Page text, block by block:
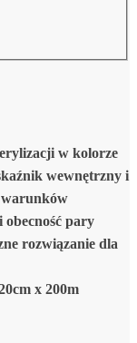
w kolorze
wewnętrzny i
warunków
obecność pary
rozwiązanie dla
x 200m